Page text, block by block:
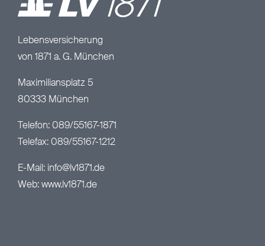
Lebensversicherung
von 1871 a. G. München
Maximiliansplatz 5
80333 München
Telefon: 089/55167-1871
Telefax: 089/55167-1212
E-Mail: info@lv1871.de
Web: www.lv1871.de